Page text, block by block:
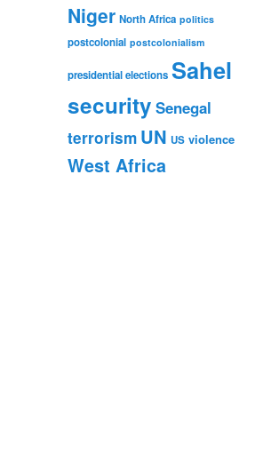
Niger North Africa politics
postcolonial postcolonialism
presidential elections Sahel
security Senegal
terrorism UN US violence
West Africa